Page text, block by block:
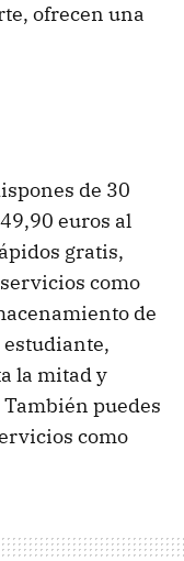
ofrecen una
de 30
euros al
gratis,
como
de
la mitad y
puedes
como